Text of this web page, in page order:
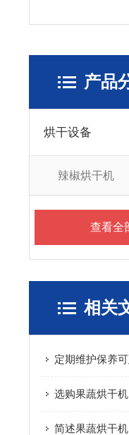
产品
烘干设备
辣椒烘干机
查看全
相关